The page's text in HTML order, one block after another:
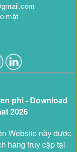
mật
phi - Download
2026
Website này được
hàng truy cập tại